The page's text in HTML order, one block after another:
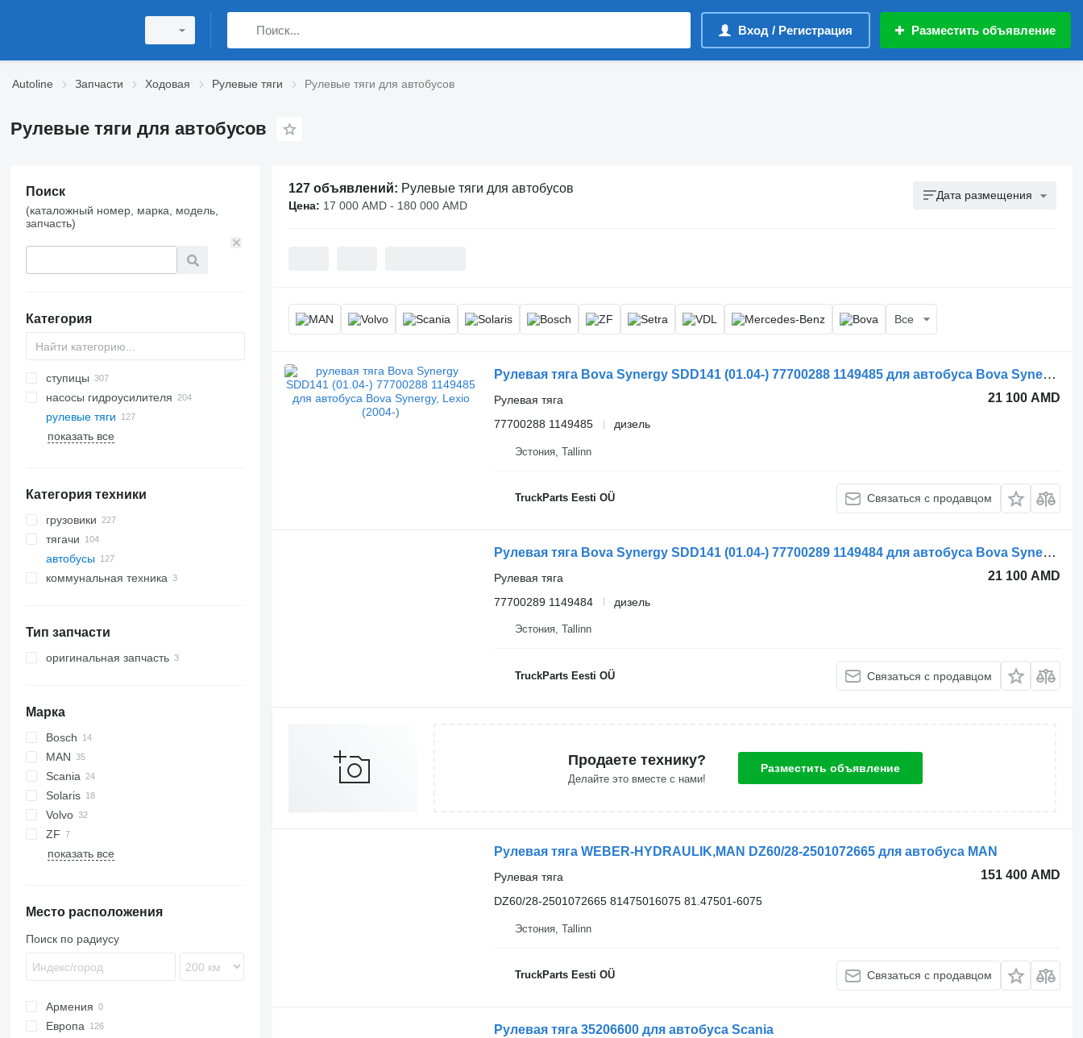
Вход / Регистрация Разместить объявление
Autoline Запчасти Ходовая Рулевые тяги Рулевые тяги для автобусов
Рулевые тяги для автобусов
Поиск
(каталожный номер, марка, модель,
запчасть)
Категория
ступицы
насосы гидроусилителя
рулевые тяги
показать все
Категория техники
грузовики
тягачи
автобусы
коммунальная техника
Тип запчасти
оригинальная запчасть
Марка
Bosch
Futura
MAN
Lion's series
Integro
O-series
Iliade
Scania
Solaris
Alpino
Urbino
Volvo
7700
9700
ZF
показать все
Место расположения
Поиск по радиусу
Армения
Европа
127 объявлений: Рулевые тяги для автобусов
Цена: 17 000 AMD - 180 000 AMD
Дата размещения
Все
Рулевая тяга Bova Synergy SDD141 (01.04-) 77700288 1149485 для автобуса Bova Synergy, Lexio (2004-)
21 100 AMD
Рулевая тяга
77700288 1149485
дизель
Эстония, Tallinn
TruckParts Eesti OÜ Связаться с продавцом
Рулевая тяга Bova Synergy SDD141 (01.04-) 77700289 1149484 для автобуса Bova Synergy, Lexio (2004-)
21 100 AMD
Рулевая тяга
77700289 1149484
дизель
Эстония, Tallinn
TruckParts Eesti OÜ Связаться с продавцом
Продаете технику?
Делайте это вместе с нами!
Разместить объявление
Рулевая тяга WEBER-HYDRAULIK,MAN DZ60/28-2501072665 для автобуса MAN
151 400 AMD
Рулевая тяга
DZ60/28-2501072665 81475016075 81.47501-6075
Эстония, Tallinn
TruckParts Eesti OÜ Связаться с продавцом
Рулевая тяга 35206600 для автобуса Scania